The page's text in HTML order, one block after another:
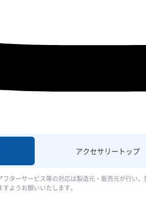
アクセサリー トップ
ターサービス等の対応は製造元・販売元が行い、
ようお願いいたします。